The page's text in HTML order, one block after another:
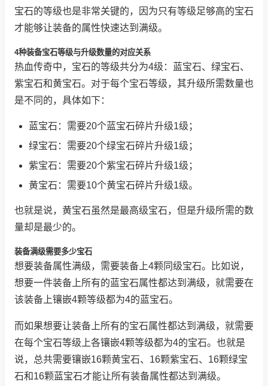
宝石的等级也是非常关键的，因为只有等级足够高的宝石
才能够让装备的属性快速达到满级。
4种装备宝石等级与升级数量的对应关系
热血传奇中，宝石的等级共分为4级：蓝宝石、绿宝石、
紫宝石和黄宝石。对于每个宝石等级，其升级所需数量也
是不同的，具体如下：
蓝宝石：需要20个蓝宝石碎片升级1级；
绿宝石：需要20个绿宝石碎片升级1级；
紫宝石：需要20个紫宝石碎片升级1级；
黄宝石：需要10个黄宝石碎片升级1级。
也就是说，黄宝石虽然是最高级宝石，但是升级所需的数
量却是最少的。
装备满级需要多少宝石
想要装备属性满级，需要装备上4颗同级宝石。比如说，
想要一件装备上所有的蓝宝石属性都达到满级，就需要在
该装备上镶嵌4颗等级都为4的蓝宝石。
而如果想要让装备上所有的宝石属性都达到满级，就需要
在每个宝石等级上各镶嵌4颗等级都为4的宝石。也就是
说，总共需要镶嵌16颗黄宝石、16颗紫宝石、16颗绿宝
石和16颗蓝宝石才能让所有装备属性都达到满级。